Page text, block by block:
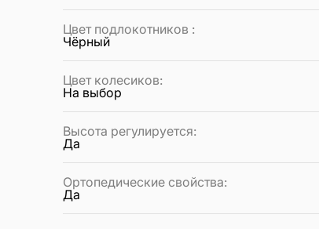
Цвет подлокотников :
Чёрный
Цвет колесиков:
На выбор
Высота регулируется:
Да
Ортопедические свойства:
Да